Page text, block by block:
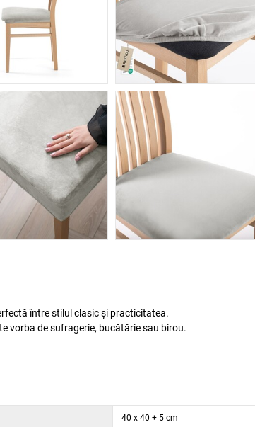
între stilul clasic și practicitatea.
vorba de sufragerie, bucătărie sau birou.
la o notă modernă datorită finisajului ușor cauciucat.
40 x 40 + 5 cm